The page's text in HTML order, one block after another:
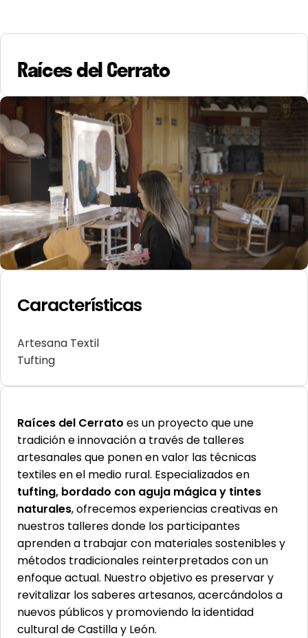
Raíces del Cerrato
Características
Artesana Textil
Tufting
Raíces del Cerrato es un proyecto que une
tradición e innovación a través de talleres
artesanales que ponen en valor las técnicas
textiles en el medio rural. Especializados en
tufting, bordado con aguja mágica y tintes
naturales, ofrecemos experiencias creativas en
nuestros talleres donde los participantes
aprenden a trabajar con materiales sostenibles y
métodos tradicionales reinterpretados con un
enfoque actual. Nuestro objetivo es preservar y
revitalizar los saberes artesanos, acercándolos a
nuevos públicos y promoviendo la identidad
cultural de Castilla y León.